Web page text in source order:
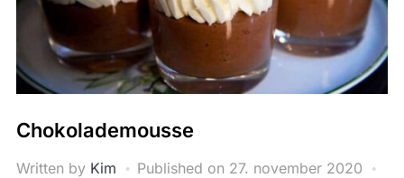
Chokolademousse
Written by Kim Published on 27. november 2020